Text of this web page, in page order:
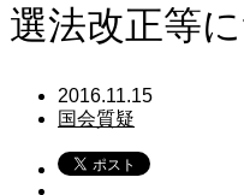
選法改正等
2016.11.15
国会質疑